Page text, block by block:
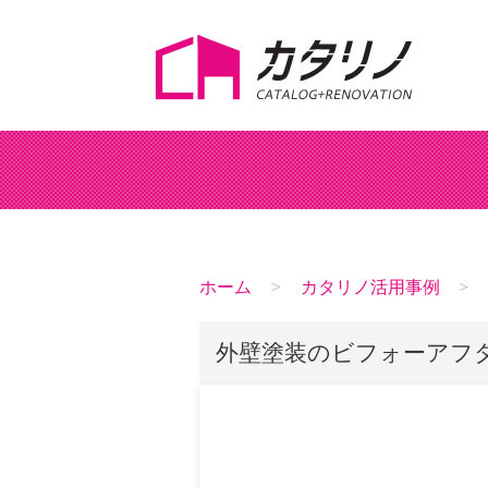
ホーム カタリノ活用事例
外壁塗装のビフォーアフ